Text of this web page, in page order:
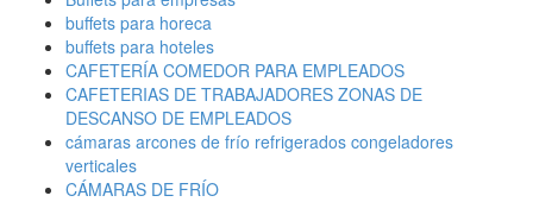
buffets para horeca
buffets para hoteles
CAFETERÍA COMEDOR PARA EMPLEADOS
CAFETERIAS DE TRABAJADORES ZONAS DE
DESCANSO DE EMPLEADOS
cámaras arcones de frío refrigerados congeladores
verticales
CÁMARAS DE FRÍO